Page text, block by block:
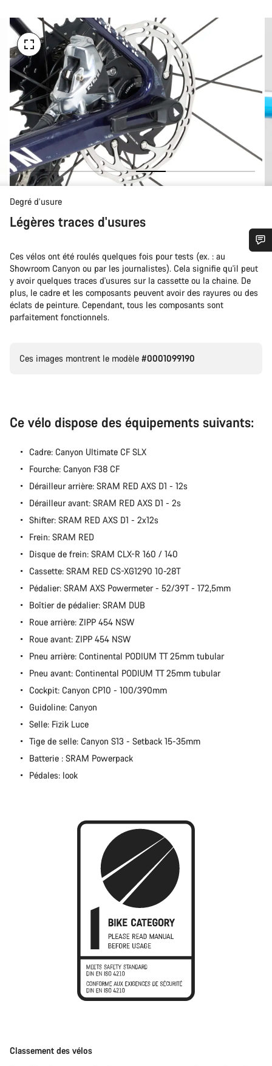
Degré d’usure
Légères traces d'usures
Ces vélos ont été roulés quelques fois pour tests (ex. : au
Showroom Canyon ou par les journalistes). Cela signifie qu'il peut
y avoir quelques traces d'usures sur la cassette ou la chaine. De
plus, le cadre et les composants peuvent avoir des rayures ou des
éclats de peinture. Cependant, tous les composants sont
parfaitement fonctionnels.
Ces images montrent le modèle #0001099190
Ce vélo dispose des équipements suivants:
Cadre: Canyon Ultimate CF SLX
Fourche: Canyon F38 CF
Dérailleur arrière: SRAM RED AXS D1 - 12s
Dérailleur avant: SRAM RED AXS D1 - 2s
Shifter: SRAM RED AXS D1 - 2x12s
Frein: SRAM RED
Disque de frein: SRAM CLX-R 160 / 140
Cassette: SRAM RED CS-XG1290 10-28T
Pédalier: SRAM AXS Powermeter - 52/39T - 172,5mm
Boîtier de pédalier: SRAM DUB
Roue arrière: ZIPP 454 NSW
Roue avant: ZIPP 454 NSW
Pneu arrière: Continental PODIUM TT 25mm tubular
Pneu avant: Continental PODIUM TT 25mm tubular
Cockpit: Canyon CP10 - 100/390mm
Guidoline: Canyon
Selle: Fizik Luce
Tige de selle: Canyon S13 - Setback 15-35mm
Batterie : SRAM Powerpack
Pédales: look
Classement des vélos
Besoin d’aide ?
Nos experts du service client vous attendent pour
répondre à vos questions.